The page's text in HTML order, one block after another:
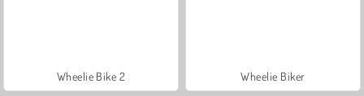
Wheelie Bike 2 Wheelie Biker